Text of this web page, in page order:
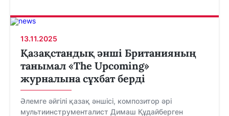
13.11.2025
Қазақстандық әнші Британияның
танымал «The Upcoming»
журналына сұхбат берді
Әлемге әйгілі қазақ әншісі, композитор әрі
мультиинструменталист Димаш Құдайберген